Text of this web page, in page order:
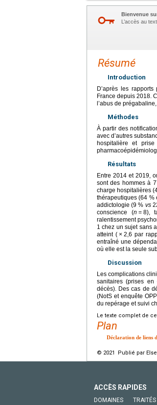
Bienvenue
L’accès au
Résumé
Introduction
D’après les
France depuis 2018.
l’abus de
Méthodes
À partir des
avec d’autres
hospitalière et
Résultats
Entre 2014 et 2019,
sont des hommes à
charge hospitalières
thérapeutiques (64
addictologie (9 % vs
conscience (n = 8),
ralentissement
1 chez un sujet sans
atteint ( × 2,6 par
entraîné une
où elle est la seule
Discussion
Les complications
sanitaires (prises en
décès). Des cas de
(NotS et enquête
du repérage et suivi
Le texte complet de
Plan
Déclaration de liens
© 2021 Publié par
ACCÈS RAPIDES
DOMAINES